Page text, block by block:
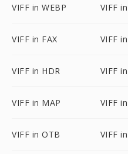
VIFF in WEBP VIFF
VIFF in FAX VIFF
VIFF in HDR VIFF
VIFF in MAP VIFF
VIFF in OTB VIFF